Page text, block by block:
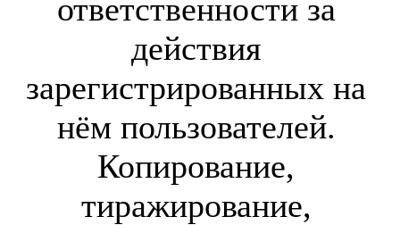
ответственности за
действия
зарегистрированных на
нём пользователей.
Копирование,
тиражирование,